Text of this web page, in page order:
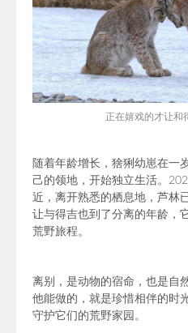
正在嬉戏的才让
随着年龄增长，猞猁幼崽在一
己的领地，开始独立生活。
近，离开熟悉的栖息地，芦林
让与得吉也到了分离的年龄，
荒野旅程。
离别，是动物的宿命，也是自
他能做的，就是珍惜相伴的时
守护它们的荒野家园。